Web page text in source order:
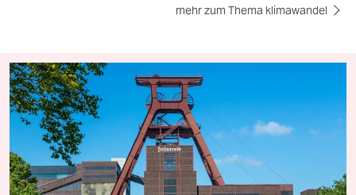
mehr zum Thema klimawandel